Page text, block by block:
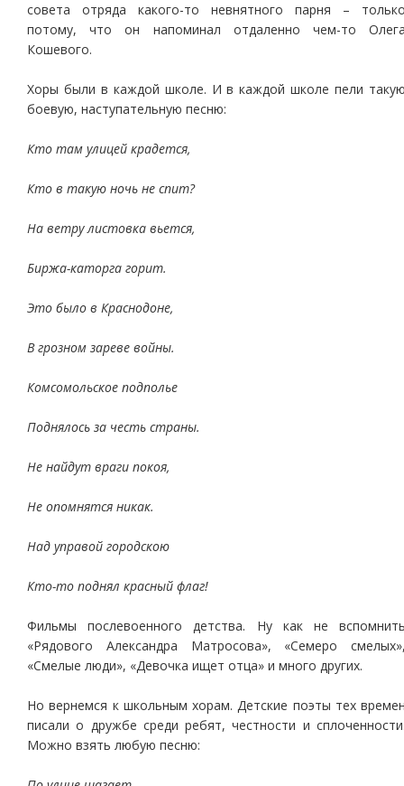
совета отряда какого-то невнятного парня –
потому, что он напоминал отдаленно чем-то
Кошевого.
Хоры были в каждой школе. И в каждой школе пели
боевую, наступательную песню:
Кто там улицей крадется,
Кто в такую ночь не спит?
На ветру листовка вьется,
Биржа-каторга горит.
Это было в Краснодоне,
В грозном зареве войны.
Комсомольское подполье
Поднялось за честь страны.
Не найдут враги покоя,
Не опомнятся никак.
Над управой городскою
Кто-то поднял красный флаг!
Фильмы послевоенного детства. Ну как не
«Рядового Александра Матросова», «Семеро
«Смелые люди», «Девочка ищет отца» и много других.
Но вернемся к школьным хорам. Детские поэты тех
писали о дружбе среди ребят, честности и
Можно взять любую песню: